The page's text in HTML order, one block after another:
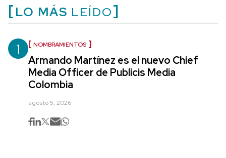
LO MÁS LEÍDO
1 NOMBRAMIENTOS
Armando Martínez es el nuevo Chief
Media Officer de Publicis Media
Colombia
agosto 5, 2026